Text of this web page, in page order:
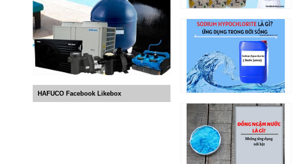
HAFUCO Facebook Likebox